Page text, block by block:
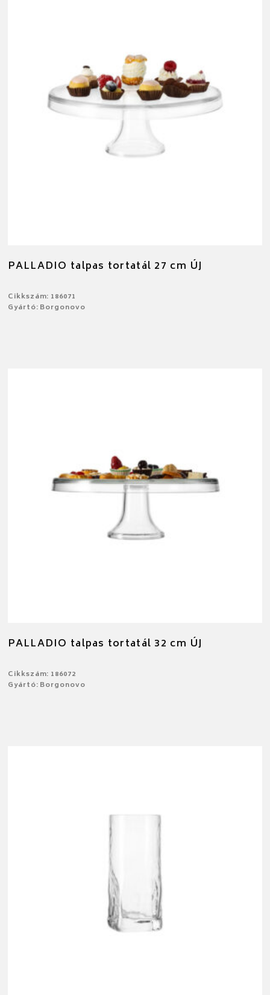
PALLADIO talpas tortatál 27 cm ÚJ
Cikkszám: 186071
Gyártó: Borgonovo
PALLADIO talpas tortatál 32 cm ÚJ
Cikkszám: 186072
Gyártó: Borgonovo